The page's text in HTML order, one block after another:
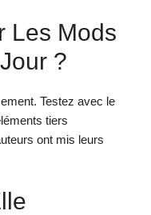
Les Mods
?
Testez avec le
tiers
ont mis leurs